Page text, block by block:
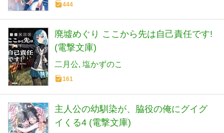
444
廃墟めぐり ここから先は自己責任です!
(電撃文庫)
二月公 塩かずのこ
161
主人公の幼馴染が、脇役の俺にグイグ
イくる4 (電撃文庫)